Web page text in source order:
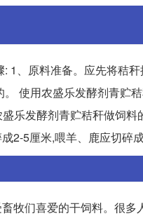
1、原料准备。应先将秸
使用农盛乐发酵剂青贮
乐发酵剂青贮秸秆做饲料
2-5厘米,喂羊、鹿应切碎成
牧们喜爱的干饲料。很多